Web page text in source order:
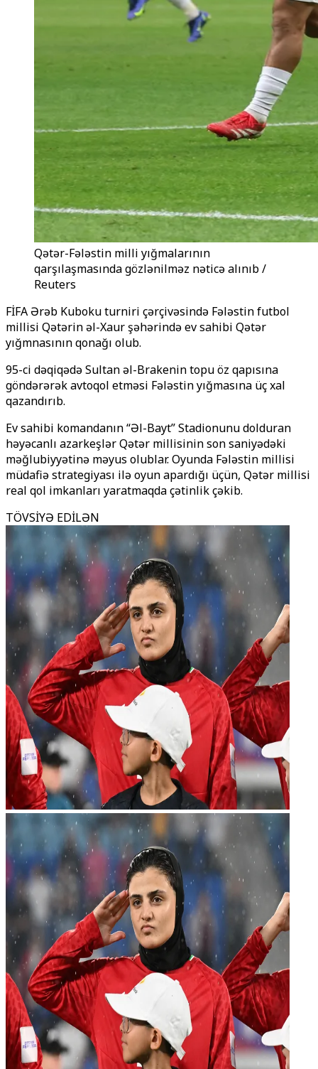
Qətər-Fələstin milli yığmalarının
qarşılaşmasında gözlənilməz nəticə alınıb /
Reuters
FİFA Ərəb Kuboku turniri çərçivəsində Fələstin futbol
millisi Qətərin əl-Xaur şəhərində ev sahibi Qətər
yığmnasının qonağı olub.
95-ci dəqiqədə Sultan əl-Brakenin topu öz qapısına
göndərərək avtoqol etməsi Fələstin yığmasına üç xal
qazandırıb.
Ev sahibi komandanın “Əl-Bayt” Stadionunu dolduran
həyəcanlı azarkeşlər Qətər millisinin son saniyədəki
məğlubiyyətinə məyus olublar. Oyunda Fələstin millisi
müdafiə strategiyası ilə oyun apardığı üçün, Qətər millisi
real qol imkanları yaratmaqda çətinlik çəkib.
TÖVSİYƏ EDİLƏN